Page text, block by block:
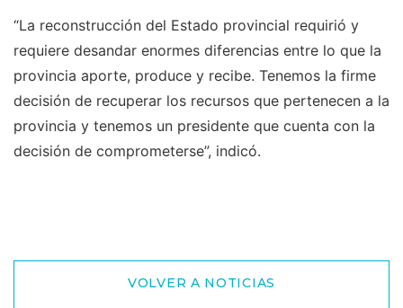
“La reconstrucción del Estado provincial requirió y
requiere desandar enormes diferencias entre lo que la
provincia aporte, produce y recibe. Tenemos la firme
decisión de recuperar los recursos que pertenecen a la
provincia y tenemos un presidente que cuenta con la
decisión de comprometerse”, indicó.
VOLVER A NOTICIAS